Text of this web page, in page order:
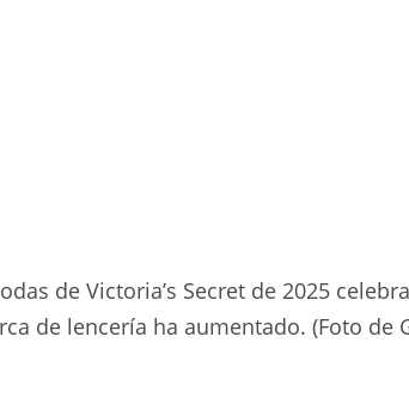
de Victoria’s Secret de 2025
de lencería ha aumentado. (Foto de